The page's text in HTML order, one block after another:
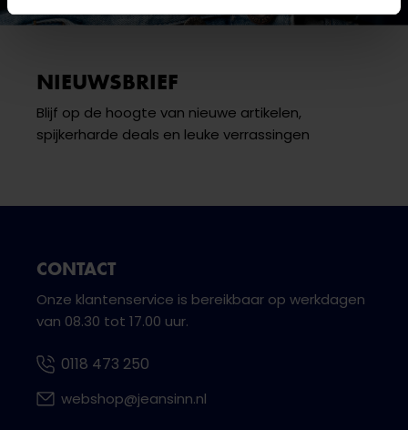
NIEUWSBRIEF
Blijf op de hoogte van nieuwe artikelen,
spijkerharde deals en leuke verrassingen
CONTACT
Onze klantenservice is bereikbaar op werkdagen
van 08.30 tot 17.00 uur.
0118 473 250
webshop@jeansinn.nl